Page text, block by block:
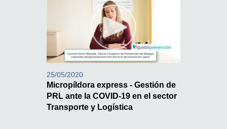
25/05/2020
Micropíldora express - Gestión de
PRL ante la COVID-19 en el sector
Transporte y Logística